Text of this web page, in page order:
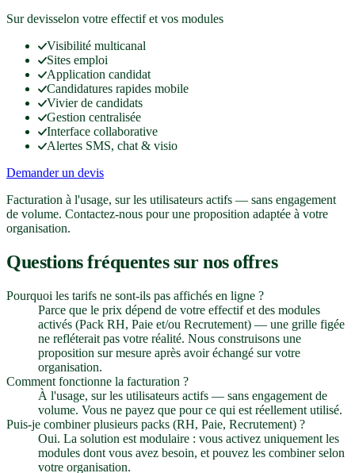
Sur devisselon votre effectif et vos modules
Visibilité multicanal
Sites emploi
Application candidat
Candidatures rapides mobile
Vivier de candidats
Gestion centralisée
Interface collaborative
Alertes SMS, chat & visio
Demander un devis
Facturation à l'usage, sur les utilisateurs actifs — sans engagement
de volume. Contactez-nous pour une proposition adaptée à votre
organisation.
Questions fréquentes sur nos offres
Pourquoi les tarifs ne sont-ils pas affichés en ligne ?
Parce que le prix dépend de votre effectif et des modules
activés (Pack RH, Paie et/ou Recrutement) — une grille figée
ne refléterait pas votre réalité. Nous construisons une
proposition sur mesure après avoir échangé sur votre
organisation.
Comment fonctionne la facturation ?
À l'usage, sur les utilisateurs actifs — sans engagement de
volume. Vous ne payez que pour ce qui est réellement utilisé.
Puis-je combiner plusieurs packs (RH, Paie, Recrutement) ?
Oui. La solution est modulaire : vous activez uniquement les
modules dont vous avez besoin, et pouvez les combiner selon
votre organisation.